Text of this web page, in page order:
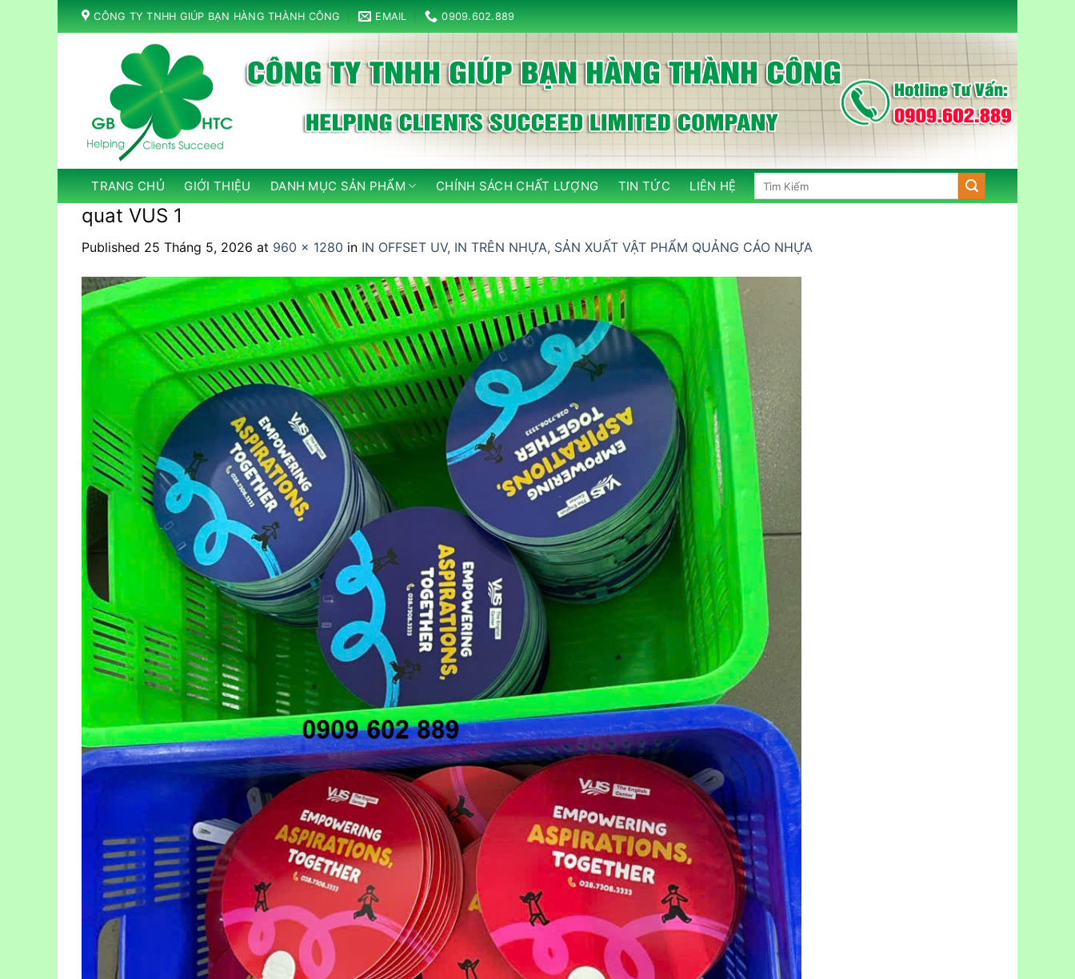
Skip
to
CÔNG TY TNHH GIÚP BẠN HÀNG THÀNH CÔNG EMAIL 0909.602.889
TRANG CHỦ GIỚI THIỆU DANH MỤC SẢN PHẨM CHÍNH SÁCH CHẤT LƯỢNG TIN TỨC LIÊN HỆ
Tìm
quat VUS 1
Published 25 Tháng 5, 2026 at 960 × 1280 in IN OFFSET UV, IN TRÊN NHỰA, SẢN XUẤT VẬT PHẨM QUẢNG CÁO NHỰA